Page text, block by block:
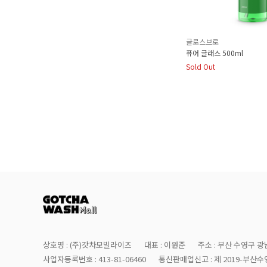
글로스브로
퓨어 글래스 500ml
Sold Out
상호명 : (주)갓차모빌라이즈 대표 : 이원준
주소 : 부산 수영구
사업자등록번호 : 413-81-06460
통신판매업신고 : 제 2019-부산